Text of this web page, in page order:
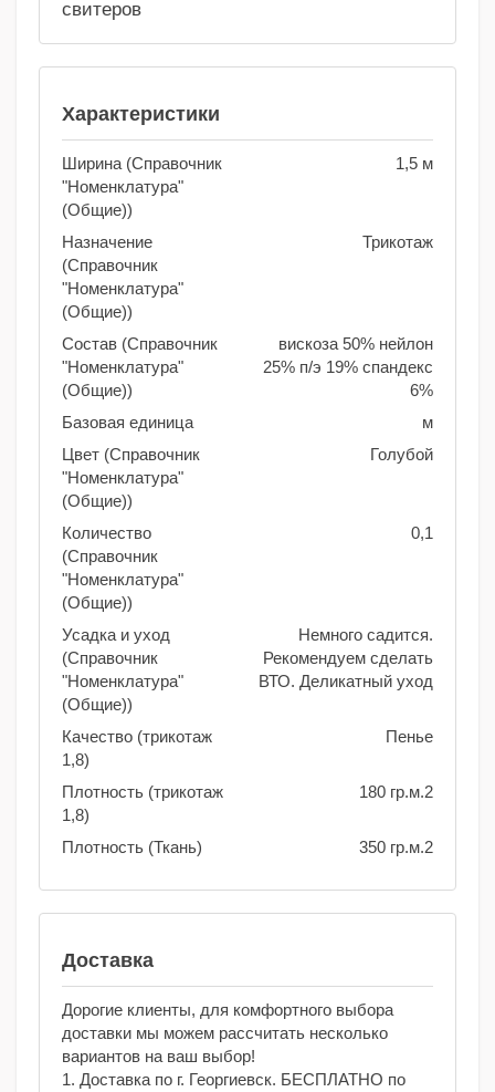
свитеров
Характеристики
Ширина (Справочник
"Номенклатура"
(Общие))
1,5 м
Назначение
(Справочник
"Номенклатура"
(Общие))
Трикотаж
Состав (Справочник
"Номенклатура"
(Общие))
вискоза 50% нейлон
25% п/э 19% спандекс
6%
Базовая единица
м
Цвет (Справочник
"Номенклатура"
(Общие))
Голубой
Количество
(Справочник
"Номенклатура"
(Общие))
0,1
Усадка и уход
(Справочник
"Номенклатура"
(Общие))
Немного садится.
Рекомендуем сделать
ВТО. Деликатный уход
Качество (трикотаж
1,8)
Пенье
Плотность (трикотаж
1,8)
180 гр.м.2
Плотность (Ткань) 350 гр.м.2
Доставка
Дорогие клиенты, для комфортного выбора
доставки мы можем рассчитать несколько
вариантов на ваш выбор!
1. Доставка по г. Георгиевск. БЕСПЛАТНО по